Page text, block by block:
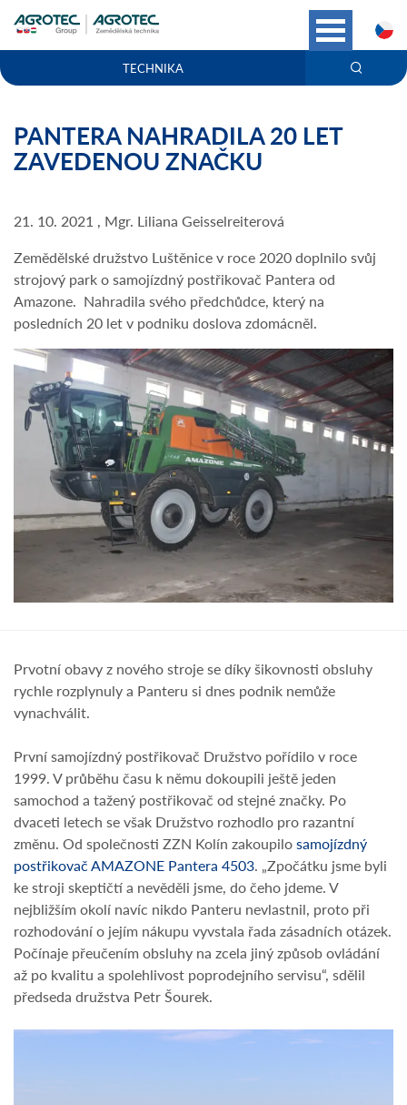
TECHNIKA
PANTERA NAHRADILA 20 LET
ZAVEDENOU ZNAČKU
21. 10. 2021 , Mgr. Liliana Geisselreiterová
Zemědělské družstvo Luštěnice v roce 2020 doplnilo svůj
strojový park o samojízdný postřikovač Pantera od
Amazone. Nahradila svého předchůdce, který na
posledních 20 let v podniku doslova zdomácněl.
Prvotní obavy z nového stroje se díky šikovnosti obsluhy
rychle rozplynuly a Panteru si dnes podnik nemůže
vynachválit.
První samojízdný postřikovač Družstvo pořídilo v roce
1999. V průběhu času k němu dokoupili ještě jeden
samochod a tažený postřikovač od stejné značky. Po
dvaceti letech se však Družstvo rozhodlo pro razantní
změnu. Od společnosti ZZN Kolín zakoupilosamojízdný
postřikovač AMAZONE Pantera 4503. „Zpočátku jsme byli
ke stroji skeptičtí a nevěděli jsme, do čeho jdeme. V
nejbližším okolí navíc nikdo Panteru nevlastnil, proto při
rozhodování o jejím nákupu vyvstala řada zásadních otázek.
Počínaje přeučením obsluhy na zcela jiný způsob ovládání
až po kvalitu a spolehlivost poprodejního servisu“, sdělil
předseda družstva Petr Šourek.